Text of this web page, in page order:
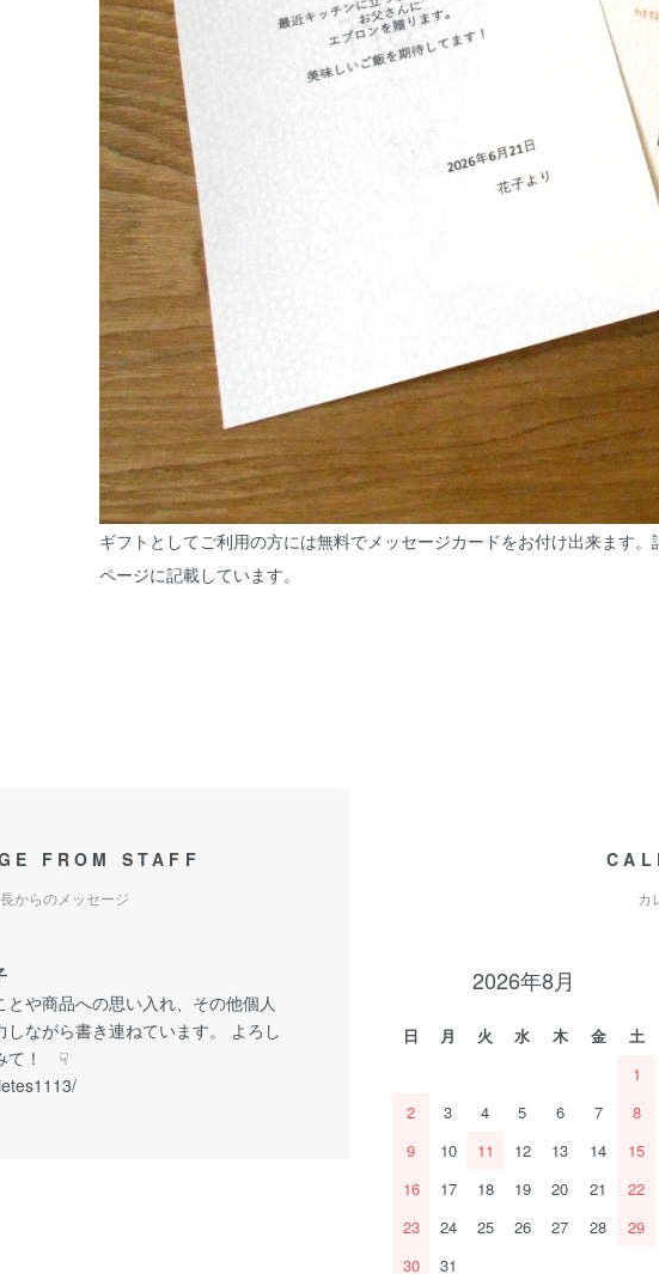
ギフトとしてご利用の方には無料でメッセージカードをお付け出来ます
ページに記載しています。
FROM STAFF
からのメッセージ
や商品への思い入れ、その他個人
しながら書き連ねています。 よろし
て！ ☟
カ
2026年8月
日 月 火 水 木 金
土
1
2
3 4 5 6 7
8
9
10 11 12 13 14
15
16
17 18 19 20 21
22
23
24 25 26 27 28
29
30
31